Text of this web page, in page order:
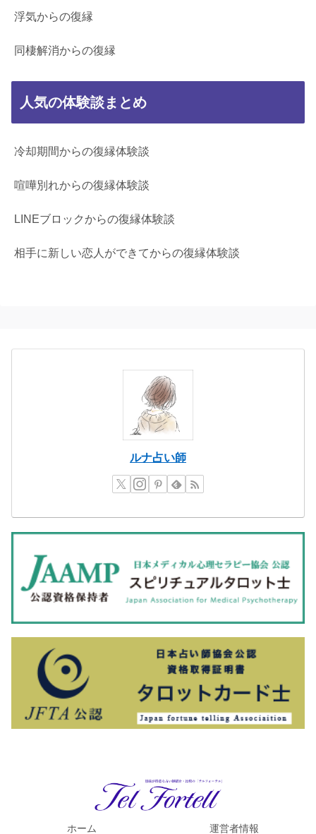
浮気からの復縁
同棲解消からの復縁
人気の体験談まとめ
冷却期間からの復縁体験談
喧嘩別れからの復縁体験談
LINEブロックからの復縁体験談
相手に新しい恋人ができてからの復縁体験談
ルナ占い師
ホーム 運営者情報